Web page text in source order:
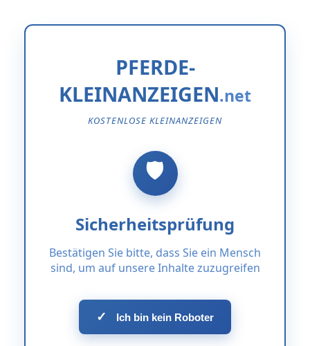
PFERDE-
KLEINANZEIGEN
KOSTENLOSE KLEINANZEIGEN
Sicherheitsprüfung
Bestätigen Sie bitte, dass Sie ein Mensch
sind, um auf unsere Inhalte zuzugreifen
✓ Ich bin kein Roboter